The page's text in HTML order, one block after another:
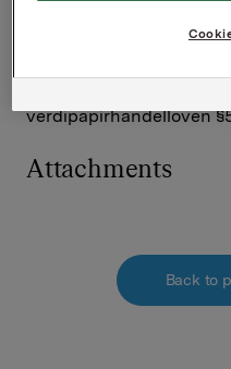
Denne opplysningen
verdipapirhandelloven
Attachments
Back to